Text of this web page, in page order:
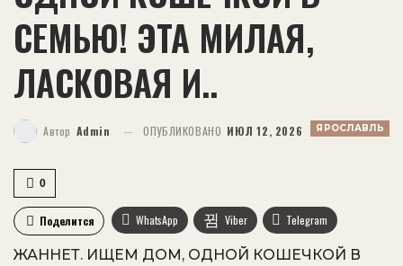
СЕМЬЮ! ЭТА МИЛАЯ,
ЛАСКОВАЯ И..
ЯРОСЛАВЛЬ
Автор Admin ОПУБЛИКОВАНО ИЮЛ 12, 2026
0
Поделится WhatsApp Viber Telegram
VK OK.ru
ЖАННЕТ. ИЩЕМ ДОМ, ОДНОЙ КОШЕЧКОЙ В